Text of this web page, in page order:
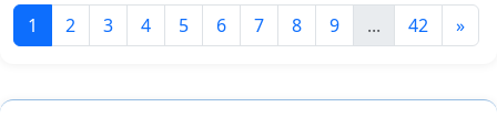
1 2 3 4 5 6 7 8 9 ... 42 »